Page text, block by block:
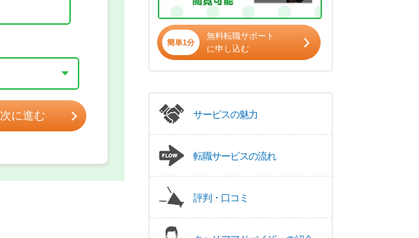
パート(週4日～5日)
次に進む
簡単1分
無料転職サポート
に申し込む
サービスの魅力
転職サービスの流れ
評判・口コミ